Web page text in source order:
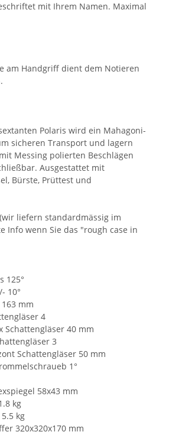
mit Ihrem Namen. Maximal
am Handgriff dient dem Notieren
Polaris wird ein Mahagoni-
sicheren Transport und lagern
Messing polierten Beschlägen
Ausgestattet mit
Bürste, Prüttest und
liefern standardmässig im
Info wenn Sie das "rough case in
125°
10°
mm
4
Schattengläser 40 mm
3
Schattengläser 50 mm
1°
58x43 mm
kg
kg
320x320x170 mm